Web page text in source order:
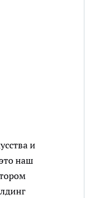
и
наш